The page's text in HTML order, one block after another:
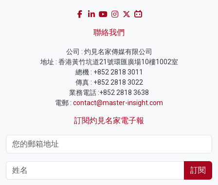
聯絡我們
公司 : 灼見名家傳媒有限公司
地址 : 香港黃竹坑道21號環匯廣場10樓1002室
總機 : +852 2818 3011
傳真 : +852 2818 3022
業務電話 :+852 2818 3638
電郵 : contact@master-insight.com
訂閱灼見名家電子報
訂閱